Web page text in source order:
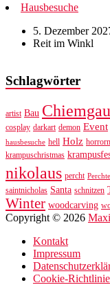
Hausbesuche
5. Dezember
Reit im Winkl
Schlagwörter
artist Bau Chiemgau
cosplay darkart demon Event
hausbesuche hell Holz
krampuschristmas
nikolaus percht
saintnicholas Santa schnitzen
Winter woodcarving
Copyright © 2026
Kontakt
Impressum
Cookie-Richtlinie